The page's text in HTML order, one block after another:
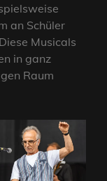
an Schüler
Musicals
in ganz
Raum